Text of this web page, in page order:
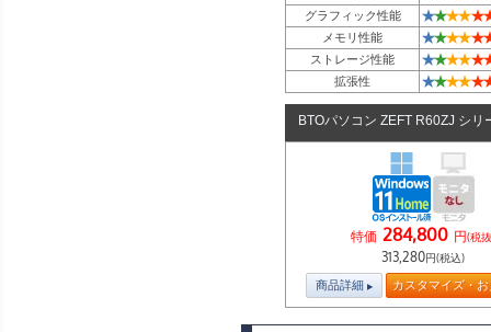
グラフィック性能 ★★★★★
メモリ性能 ★★★★★
ストレージ性能 ★★★★★
拡張性 ★★★★★
BTOパソコン ZEFT R60ZJ シリ
特価 284,800 円(税
313,280円(税込)
商品詳細 カスタマイズ・